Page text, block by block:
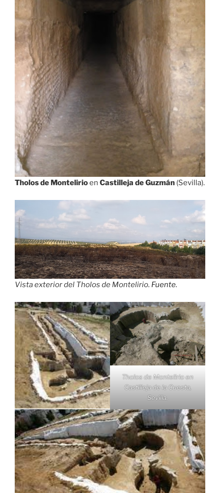
Tholos de Montelirioen Castilleja de Guzmán (Sevilla).
Vista exterior del Tholos de Montelirio. Fuente.
Tholos de Montelirio en
Castilleja de la Cuesta,
Sevilla.